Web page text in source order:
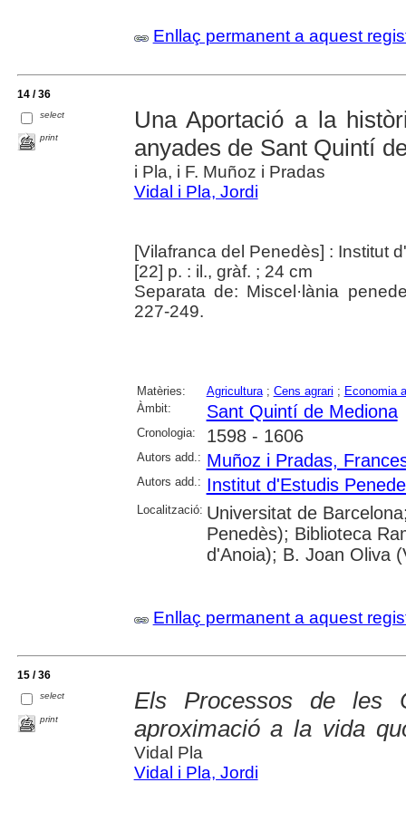
Enllaç permanent a aquest
14 / 36
select
print
Una Aportació a la
anyades de Sant Quintí
i Pla, i F. Muñoz i Pradas
Vidal i Pla, Jordi
[Vilafranca del Penedès] : Institut
[22] p. : il., gràf. ; 24 cm
Separata de: Miscel·lània
227-249.
Matèries: Agricultura; Cens agrari ; Economia
Àmbit:
Sant Quintí de Mediona
Cronologia: 1598 - 1606
Autors add.: Muñoz i Pradas,
Autors add.: Institut d'Estudis
Localització: Universitat de
Penedès); Biblioteca
d'Anoia); B. Joan Oliva
Enllaç permanent a aquest
15 / 36
select
print
Els Processos de les
aproximació a la vida
Vidal Pla
Vidal i Pla, Jordi